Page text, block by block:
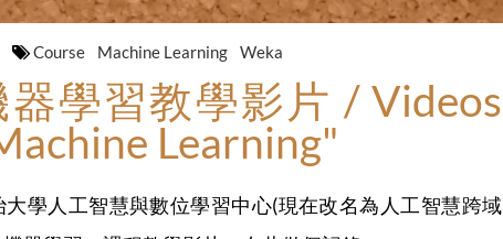
Course Machine Learning Weka
學習教學影片 / Videos
Learning"
學人工智慧與數位學習中心(現在改名為人工智慧跨域